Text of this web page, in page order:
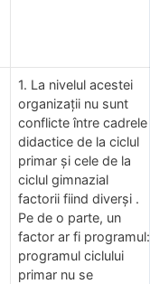
1. La nivelul acestei
organizații nu sunt
conflicte între cadrele
didactice de la ciclul
primar și cele de la
ciclul gimnazial
factorii fiind diverși .
Pe de o parte, un
factor ar fi programul:
programul ciclului
primar nu se